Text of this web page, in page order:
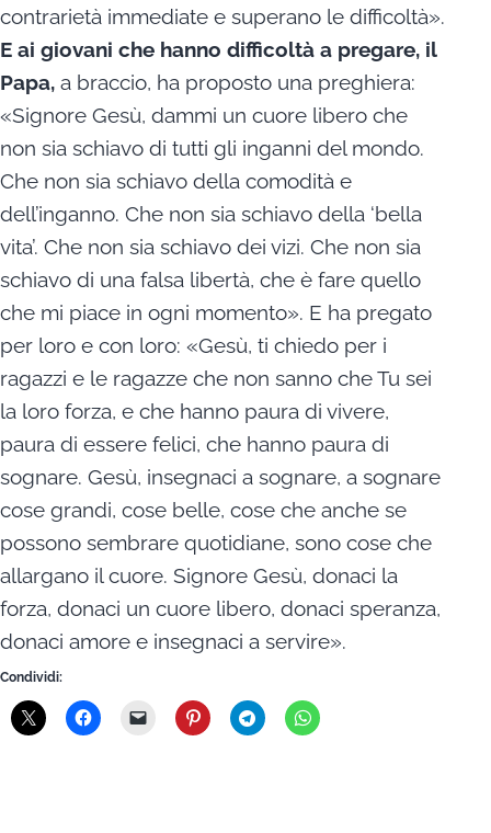
contrarietà immediate e superano le difficoltà».
E ai giovani che hanno difficoltà a pregare, il
Papa, a braccio, ha proposto una preghiera:
«Signore Gesù, dammi un cuore libero che
non sia schiavo di tutti gli inganni del mondo.
Che non sia schiavo della comodità e
dell’inganno. Che non sia schiavo della ‘bella
vita’. Che non sia schiavo dei vizi. Che non sia
schiavo di una falsa libertà, che è fare quello
che mi piace in ogni momento». E ha pregato
per loro e con loro: «Gesù, ti chiedo per i
ragazzi e le ragazze che non sanno che Tu sei
la loro forza, e che hanno paura di vivere,
paura di essere felici, che hanno paura di
sognare. Gesù, insegnaci a sognare, a sognare
cose grandi, cose belle, cose che anche se
possono sembrare quotidiane, sono cose che
allargano il cuore. Signore Gesù, donaci la
forza, donaci un cuore libero, donaci speranza,
donaci amore e insegnaci a servire».
Condividi: